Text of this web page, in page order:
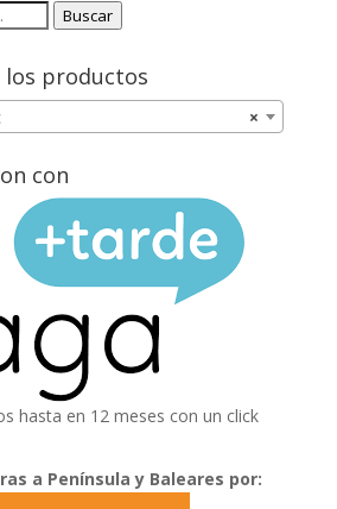
Buscar
los productos
×
con
hasta en 12 meses con un click
a Península y Baleares por: